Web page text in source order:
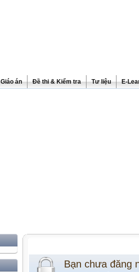
Giáo án Đề thi & Kiểm tra Tư liệu E-
Bạn chưa đăng